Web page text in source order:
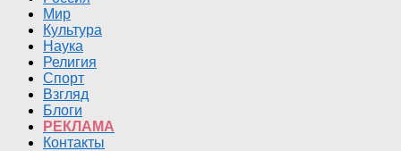
Мир
Культура
Наука
Религия
Спорт
Взгляд
Блоги
РЕКЛАМА
Контакты